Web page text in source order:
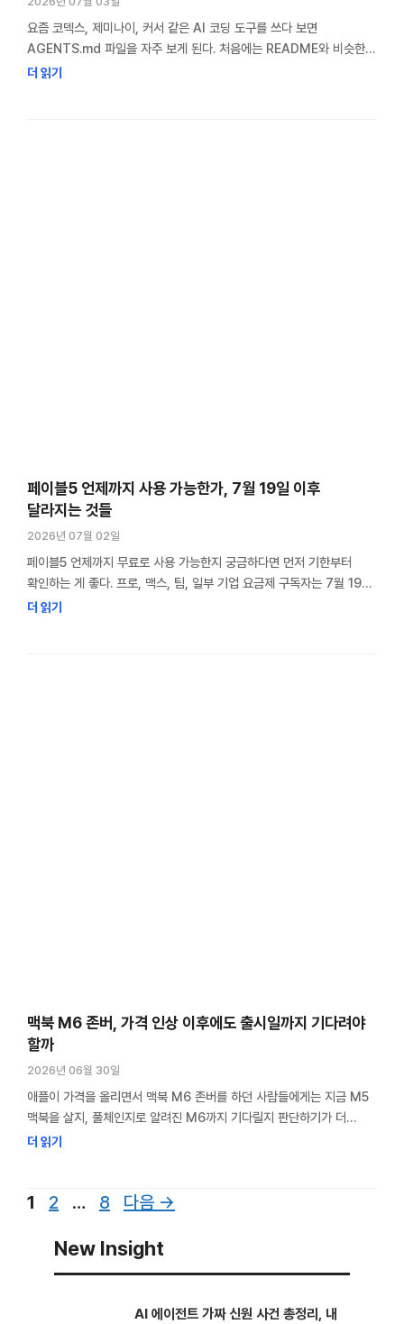
요즘 코덱스, 제미나이, 커서 같은 AI 코딩 도구를 쓰다 보면
AGENTS.md 파일을 자주 보게 된다. 처음에는 README와 비슷한
문서처럼 보이지만, 실제로는 AI 에이전트가 프로젝트를 이해하고
더 읽기
페이블5 언제까지 사용 가능한가, 7월 19일 이후
달라지는 것들
2026년 07월 02일
페이블5 언제까지 무료로 사용 가능한지 궁금하다면 먼저 기한부터
확인하는 게 좋다. 프로, 맥스, 팀, 일부 기업 요금제 구독자는 7월 19일
7월 7일까지만 (7월 12일까지 연장) 기존 사용 한도의 최대 50%
더 읽기
맥북 M6 존버, 가격 인상 이후에도 출시일까지 기다려야
할까
2026년 06월 30일
애플이 가격을 올리면서 맥북 M6 존버를 하던 사람들에게는 지금 M5
맥북을 살지, 풀체인지로 알려진 M6까지 기다릴지 판단하기가 더
어려워졌다. M6 신모델이 지금보다 얼마나 비싸질지 가늠하기
생각이었는데, 최근 애플 가격 인상을 겪으면서 알 …
더 읽기
페
1
페
지
2 …
페
지
8 다음 →
New Insight
AI 에이전트 가짜 신원 사건 총정리, 내